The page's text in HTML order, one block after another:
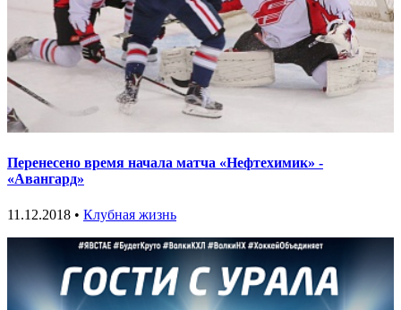
Перенесено время начала матча «Нефтехимик» -
«Авангард»
11.12.2018 • Клубная жизнь